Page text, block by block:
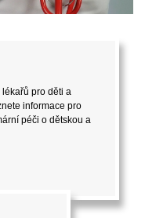
pro děti a
informace pro
péči o dětskou a